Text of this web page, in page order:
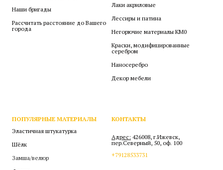
Наши бригады
Рассчитать расстояние до Вашего
города
Лаки акриловые
Лессиры и патина
Негорючие материалы КМ0
Краски, модифицированные
серебром
Наносеребро
Декор мебели
ПОПУЛЯРНЫЕ МАТЕРИАЛЫ
Эластичная штукатурка
Шёлк
Замша/велюр
КОНТАКТЫ
Адрес: 426008, г.Ижевск,
пер.Северный, 50, оф. 100
+79128533731